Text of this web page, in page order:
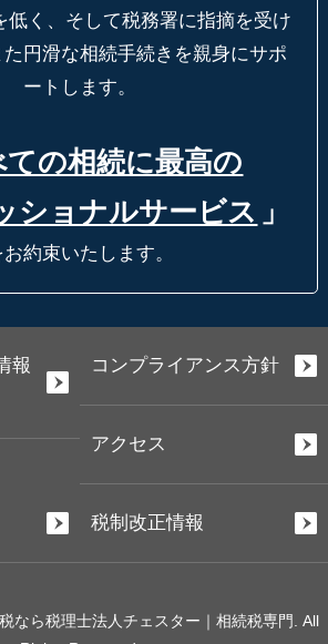
低く、そして税務署に指摘を受け
た円滑な相続手続きを親身にサポ
ートします。
ての相続に最高の
ショナルサービス 」
お約束いたします。
報
コンプライアンス方針
アクセス
税制改正情報
なら税理士法人チェスター｜相続税専門. All